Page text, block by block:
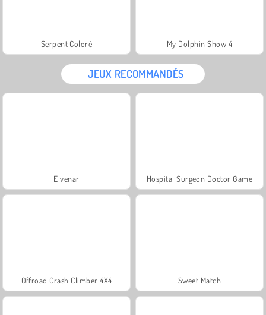
Serpent Coloré My Dolphin Show 4
JEUX RECOMMANDÉS
Elvenar Hospital Surgeon Doctor Game
Offroad Crash Climber 4X4 Sweet Match